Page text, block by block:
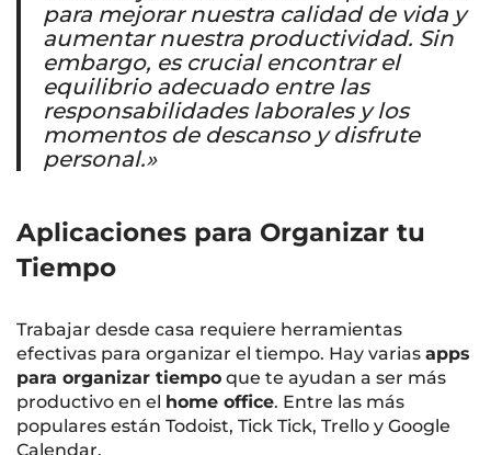
para mejorar nuestra calidad de vida y
aumentar nuestra productividad. Sin
embargo, es crucial encontrar el
equilibrio adecuado entre las
responsabilidades laborales y los
momentos de descanso y disfrute
personal.»
Aplicaciones para Organizar tu
Tiempo
Trabajar desde casa requiere herramientas
efectivas para organizar el tiempo. Hay varias apps
para organizar tiempo que te ayudan a ser más
productivo en el home office. Entre las más
populares están Todoist, Tick Tick, Trello y Google
Calendar.